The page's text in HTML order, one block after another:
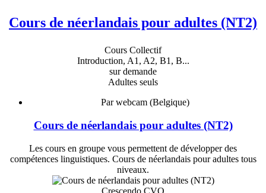
Cours de néerlandais pour adultes (NT2)
Cours Collectif
Introduction, A1, A2, B1, B...
sur demande
Adultes seuls
Par webcam (Belgique)
Cours de néerlandais pour adultes (NT2)
Les cours en groupe vous permettent de développer des
compétences linguistiques. Cours de néerlandais pour adultes tous
niveaux.
Crescendo CVO